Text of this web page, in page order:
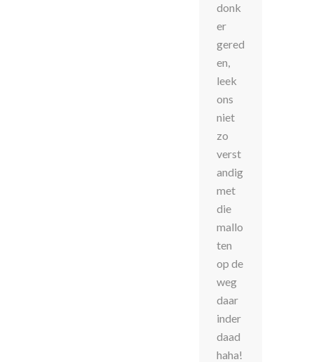
donk
er
gered
en,
leek
ons
niet
zo
verst
andig
met
die
mallo
ten
op de
weg
daar
inder
daad
haha!